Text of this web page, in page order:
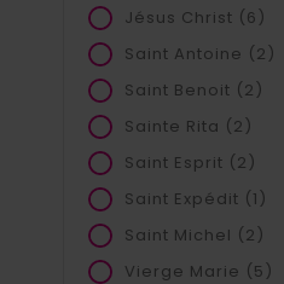
Jésus Christ (6)
Saint Antoine (2)
Saint Benoit (2)
Sainte Rita (2)
Saint Esprit (2)
Saint Expédit (1)
Saint Michel (2)
Vierge Marie (5)